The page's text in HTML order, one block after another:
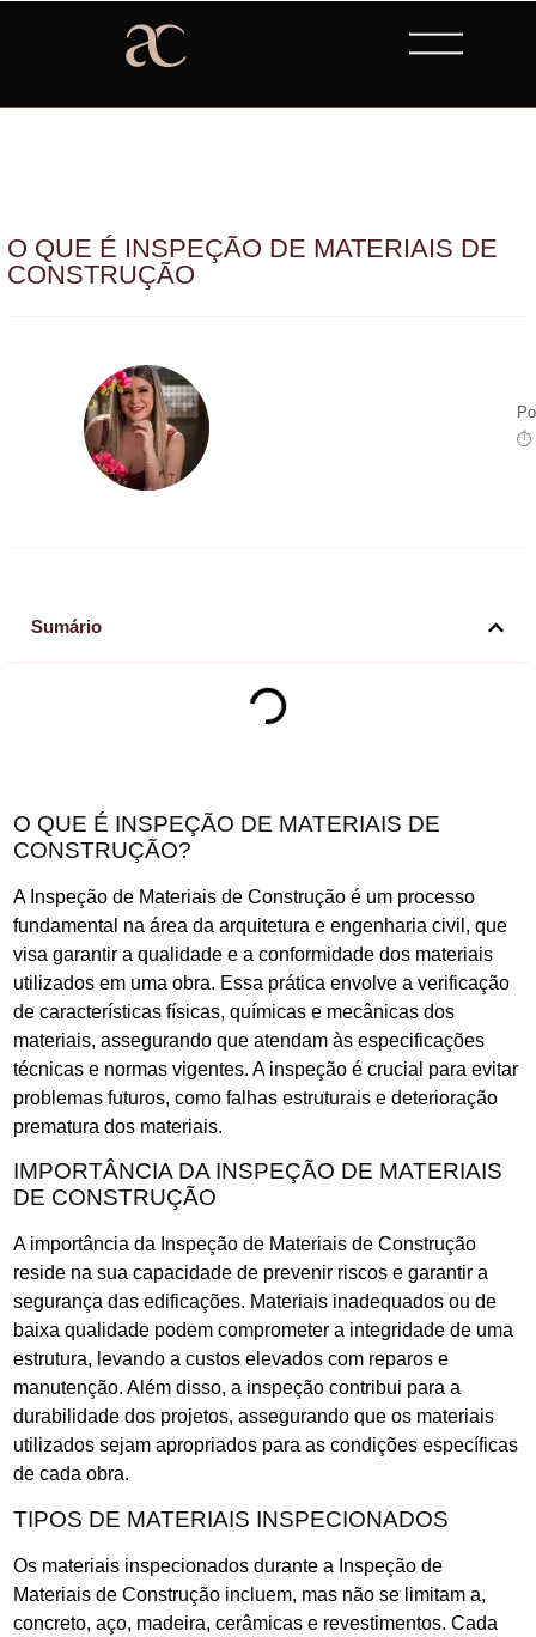
O QUE É INSPEÇÃO DE MATERIAIS DE
CONSTRUÇÃO
⏱
Sumário
O QUE É INSPEÇÃO DE MATERIAIS DE
CONSTRUÇÃO?
A Inspeção de Materiais de Construção é um processo
fundamental na área da arquitetura e engenharia civil, que
visa garantir a qualidade e a conformidade dos materiais
utilizados em uma obra. Essa prática envolve a verificação
de características físicas, químicas e mecânicas dos
materiais, assegurando que atendam às especificações
técnicas e normas vigentes. A inspeção é crucial para evitar
problemas futuros, como falhas estruturais e deterioração
prematura dos materiais.
IMPORTÂNCIA DA INSPEÇÃO DE MATERIAIS
DE CONSTRUÇÃO
A importância da Inspeção de Materiais de Construção
reside na sua capacidade de prevenir riscos e garantir a
segurança das edificações. Materiais inadequados ou de
baixa qualidade podem comprometer a integridade de uma
estrutura, levando a custos elevados com reparos e
manutenção. Além disso, a inspeção contribui para a
durabilidade dos projetos, assegurando que os materiais
utilizados sejam apropriados para as condições específicas
de cada obra.
TIPOS DE MATERIAIS INSPECIONADOS
Os materiais inspecionados durante a Inspeção de
Materiais de Construção incluem, mas não se limitam a,
concreto, aço, madeira, cerâmicas e revestimentos. Cada